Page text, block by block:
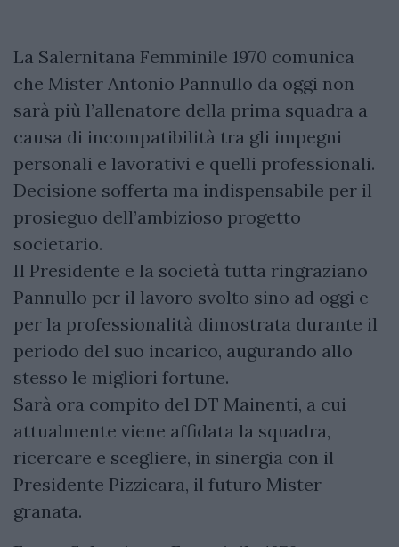
La Salernitana Femminile 1970 comunica
che Mister Antonio Pannullo da oggi non
sarà più l’allenatore della prima squadra a
causa di incompatibilità tra gli impegni
personali e lavorativi e quelli professionali.
Decisione sofferta ma indispensabile per il
prosieguo dell’ambizioso progetto
societario.
Il Presidente e la società tutta ringraziano
Pannullo per il lavoro svolto sino ad oggi e
per la professionalità dimostrata durante il
periodo del suo incarico, augurando allo
stesso le migliori fortune.
Sarà ora compito del DT Mainenti, a cui
attualmente viene affidata la squadra,
ricercare e scegliere, in sinergia con il
Presidente Pizzicara, il futuro Mister
granata.